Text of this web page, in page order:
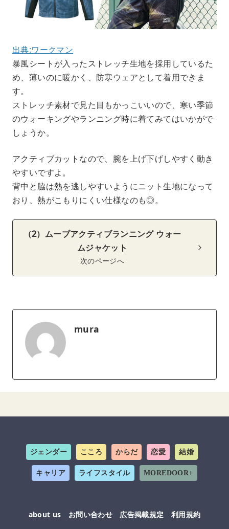
出典:ワークマン
暴風シートが入ったストレッチ生地を採用しているた
め、薄いのに暖かく、防寒ウェアとして着用できま
す。
ストレッチ素材で見た目もかっこいいので、寒い季節
のウォーキングやランニング時に着てみてはいかがで
しょうか。
アクティブカットなので、腕を上げ下げしやすく動き
やすいですよ。
背中と脇は熱を逃しやすいようにニット生地になって
おり、熱がこもりにくい仕様なのも◎。
（2）ムーブアクティブランニング ウォー
ムジャケット
次のページへ
mura
ジェンダー こころ からだ 恋愛 結婚
キャリア ライフスタイル MOREDOOR+
about us お問い合わせ 広告掲載規定
利用規約